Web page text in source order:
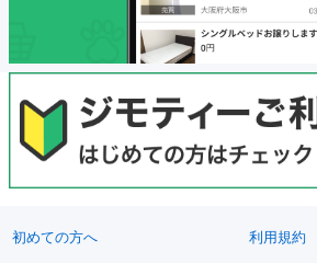
初めての方へ 利用規約